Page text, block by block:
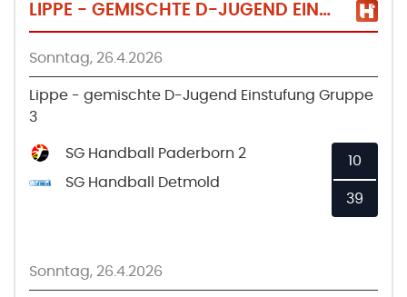
LIPPE - GEMISCHTE D-JUGEND EINSTUFUNG GRUPPE 3
Sonntag, 26.4.2026
Lippe - gemischte D-Jugend Einstufung Gruppe
3
SG Handball Paderborn 2
SG Handball Detmold
10
39
Sonntag, 26.4.2026